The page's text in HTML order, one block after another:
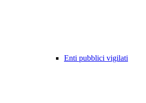
Enti pubblici vigilati